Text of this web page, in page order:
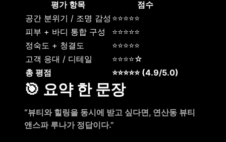
평가 항목
점수
공간 분위기 / 조명 감성 ⭐⭐⭐⭐⭐
피부 + 바디 통합 구성
⭐⭐⭐⭐⭐
정숙도 + 청결도
⭐⭐⭐⭐⭐
고객 응대 / 디테일
⭐⭐⭐⭐☆
총 평점
⭐⭐⭐⭐⭐ (4.9/5.0)
🎯 요약 한 문장
“뷰티와 힐링을 동시에 받고 싶다면, 연산동 뷰티
앤스파 루나가 정답이다.”